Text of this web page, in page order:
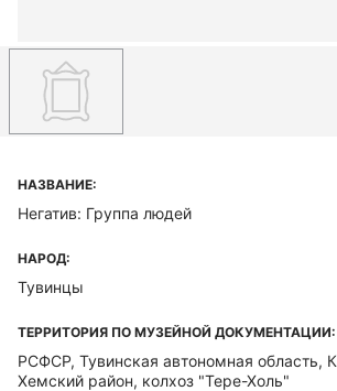
НАЗВАНИЕ:
Негатив: Группа людей
НАРОД:
Тувинцы
ТЕРРИТОРИЯ ПО МУЗЕЙНОЙ ДОКУМЕНТАЦИИ:
РСФСР, Тувинская автономная область,
Хемский район, колхоз "Тере-Холь"